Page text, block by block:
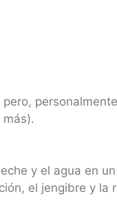
y el agua en
el jengibre y la